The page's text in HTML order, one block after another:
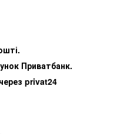
Приватбанк.
privat24